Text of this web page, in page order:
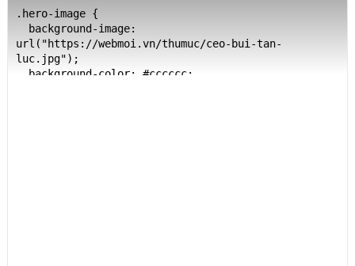
.hero-image {
url("https://webmoi.vn/thumuc/ceo-bui-tan-
luc.jpg");